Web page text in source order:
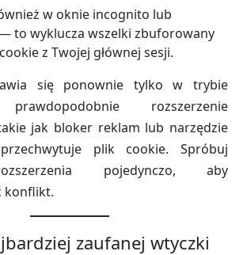
w oknie incognito lub
to wyklucza wszelki zbuforowany
z Twojej głównej sesji.
się ponownie tylko w trybie
rozszerzenie
jak bloker reklam lub narzędzie
plik cookie. Spróbuj
pojedynczo, aby
konflikt.
zaufanej wtyczki